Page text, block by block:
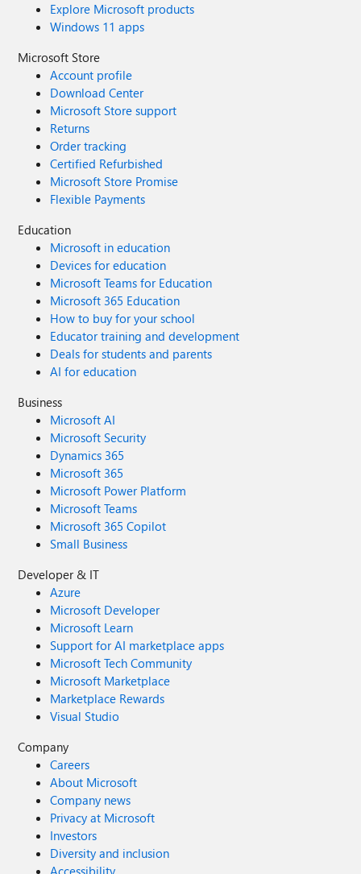
Explore Microsoft products
Windows 11 apps
Microsoft Store
Account profile
Download Center
Microsoft Store support
Returns
Order tracking
Certified Refurbished
Microsoft Store Promise
Flexible Payments
Education
Microsoft in education
Devices for education
Microsoft Teams for Education
Microsoft 365 Education
How to buy for your school
Educator training and development
Deals for students and parents
AI for education
Business
Microsoft AI
Microsoft Security
Dynamics 365
Microsoft 365
Microsoft Power Platform
Microsoft Teams
Microsoft 365 Copilot
Small Business
Developer & IT
Azure
Microsoft Developer
Microsoft Learn
Support for AI marketplace apps
Microsoft Tech Community
Microsoft Marketplace
Marketplace Rewards
Visual Studio
Company
Careers
About Microsoft
Company news
Privacy at Microsoft
Investors
Diversity and inclusion
Accessibility